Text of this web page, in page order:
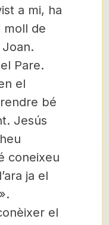
a mi, ha
moll de
Joan.
Pare.
el
bé
Jesús
coneixeu
ja el
el